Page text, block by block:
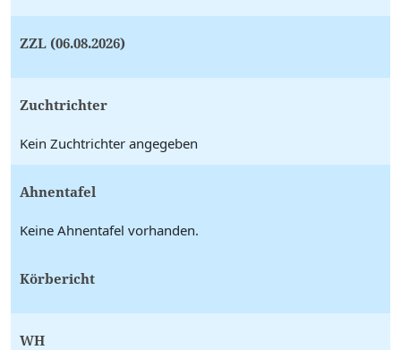
ZZL (06.08.2026)
Zuchtrichter
Kein Zuchtrichter angegeben
Ahnentafel
Keine Ahnentafel vorhanden.
Körbericht
WH